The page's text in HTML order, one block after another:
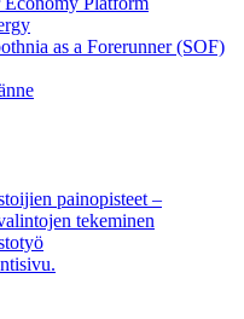
as a Forerunner (SOF)
painopisteet –
tekeminen